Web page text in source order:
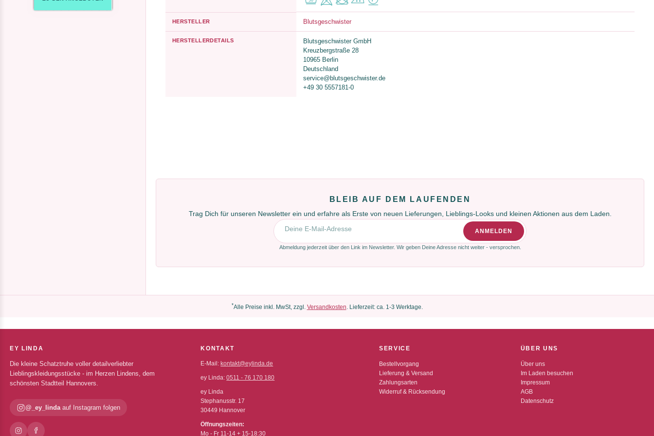
HERSTELLER Blutsgeschwister
HERSTELLERDETAILS
Blutsgeschwister GmbH
Kreuzbergstraße 28
10965 Berlin
Deutschland
service@blutsgeschwister.de
+49 30 5557181-0
BLEIB AUF DEM LAUFENDEN
Trag Dich für unseren Newsletter ein und erfahre als Erste von neuen Lieferungen, Lieblings-Looks und kleinen Aktionen aus dem Laden.
E-Mail-Adresse
ANMELDEN
Abmeldung jederzeit über den Link im Newsletter. Wir geben Deine Adresse nicht weiter - versprochen.
*Alle Preise inkl. MwSt, zzgl. Versandkosten. Lieferzeit: ca. 1-3 Werktage.
EY LINDA
Die kleine Schatztruhe voller detailverliebter
Lieblingskleidungsstücke - im Herzen Lindens, dem
schönsten Stadtteil Hannovers.
@_ey_lindaauf Instagram folgen
KONTAKT
E-Mail: kontakt@eylinda.de
ey Linda:0511 - 76 170 180
ey Linda
Stephanusstr. 17
30449 Hannover
Öffnungszeiten:
Mo - Fr 11-14 + 15-18:30
SERVICE
Bestellvorgang
Lieferung & Versand
Zahlungsarten
Widerruf & Rücksendung
ÜBER UNS
Über uns
Im Laden besuchen
Impressum
AGB
Datenschutz